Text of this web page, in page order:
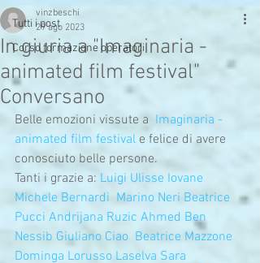
Tutti i post
Corso formazione operatori
In giuria a "Imaginaria -
animated film festival"
Conversano
vinzbeschi
29 ago 2023
Belle emozioni vissute a Imaginaria -
animated film festival e felice di avere
conosciuto belle persone.
Tanti i grazie a: Luigi Ulisse Iovane
Michele Bernardi Marino Neri Beatrice
Pucci Andrijana Ruzic Ahmed Ben
Nessib Giuliano Ciao Beatrice Mazzone
Dominga Lorusso Laselva Sara